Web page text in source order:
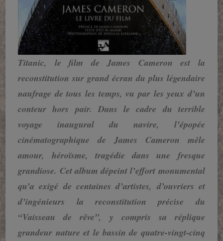
Titanic, le film de James Cameron est la
reconstitution sur grand écran du plus légendaire
naufrage de tous les temps, vu par les yeux d’un
conteur hors pair. Dans le cadre du terrible
voyage inaugural du navire, l’épopée
cinématographique de James Cameron mèle
amour, héroïsme, tragédie dans une fresque
grandiose. Cet album dépeint l’effort monumental
qu’a exigé de centaines d’artistes, d’ouvriers et
d’ingénieurs la reconstitution précise du
“Vaisseau de rêve”, y compris sa réplique
grandeur nature et le bassin de quatre-vingt-cinq